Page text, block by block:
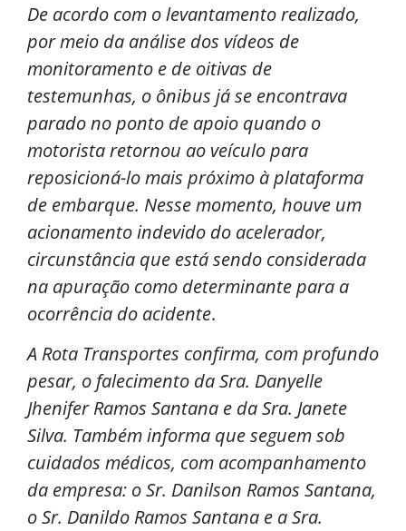
De acordo com o levantamento realizado,
por meio da análise dos vídeos de
monitoramento e de oitivas de
testemunhas, o ônibus já se encontrava
parado no ponto de apoio quando o
motorista retornou ao veículo para
reposicioná-lo mais próximo à plataforma
de embarque. Nesse momento, houve um
acionamento indevido do acelerador,
circunstância que está sendo considerada
na apuração como determinante para a
ocorrência do acidente.
A Rota Transportes confirma, com profundo
pesar, o falecimento da Sra. Danyelle
Jhenifer Ramos Santana e da Sra. Janete
Silva. Também informa que seguem sob
cuidados médicos, com acompanhamento
da empresa: o Sr. Danilson Ramos Santana,
o Sr. Danildo Ramos Santana e a Sra.